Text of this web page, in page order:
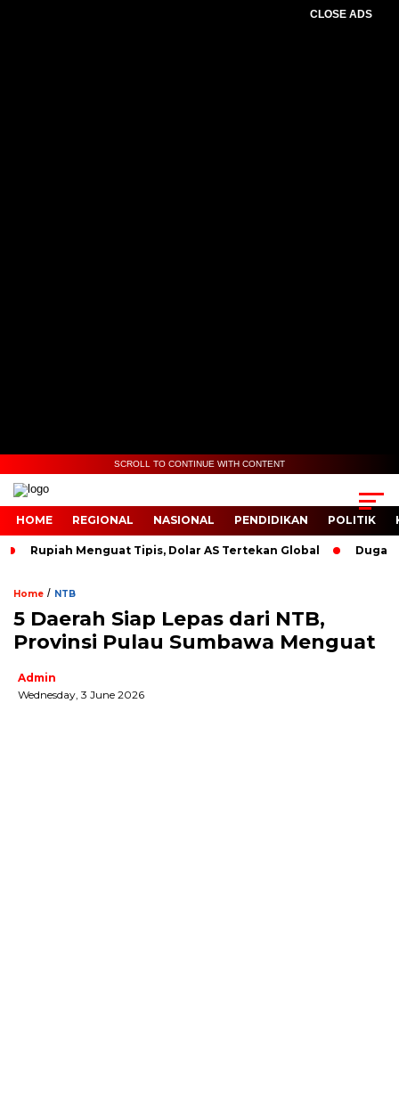
CLOSE ADS
SCROLL TO CONTINUE WITH CONTENT
HOME REGIONAL NASIONAL PENDIDIKAN POLITIK
Rupiah Menguat Tipis, Dolar AS Tertekan Global
Home / NTB
5 Daerah Siap Lepas dari NTB,
Provinsi Pulau Sumbawa Menguat
Admin
Wednesday, 3 June 2026